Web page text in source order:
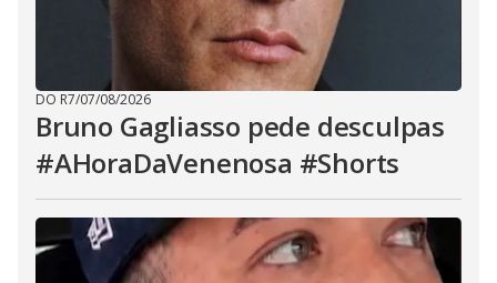
DO R7/07/08/2026
Bruno Gagliasso pede desculpas
#AHoraDaVenenosa #Shorts